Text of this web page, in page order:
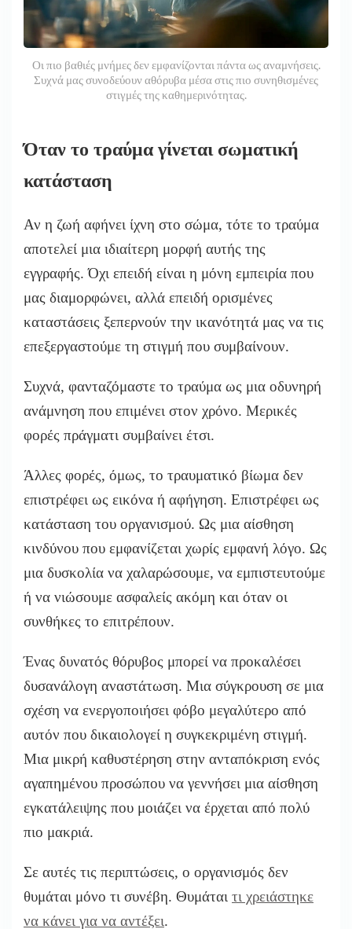
Οι πιο βαθιές μνήμες δεν εμφανίζονται πάντα ως αναμνήσεις.
Συχνά μας συνοδεύουν αθόρυβα μέσα στις πιο συνηθισμένες
στιγμές της καθημερινότητας.
Όταν το τραύμα γίνεται σωματική
κατάσταση
Αν η ζωή αφήνει ίχνη στο σώμα, τότε το τραύμα
αποτελεί μια ιδιαίτερη μορφή αυτής της
εγγραφής. Όχι επειδή είναι η μόνη εμπειρία που
μας διαμορφώνει, αλλά επειδή ορισμένες
καταστάσεις ξεπερνούν την ικανότητά μας να τις
επεξεργαστούμε τη στιγμή που συμβαίνουν.
Συχνά, φανταζόμαστε το τραύμα ως μια οδυνηρή
ανάμνηση που επιμένει στον χρόνο. Μερικές
φορές πράγματι συμβαίνει έτσι.
Άλλες φορές, όμως, το τραυματικό βίωμα δεν
επιστρέφει ως εικόνα ή αφήγηση. Επιστρέφει ως
κατάσταση του οργανισμού. Ως μια αίσθηση
κινδύνου που εμφανίζεται χωρίς εμφανή λόγο. Ως
μια δυσκολία να χαλαρώσουμε, να εμπιστευτούμε
ή να νιώσουμε ασφαλείς ακόμη και όταν οι
συνθήκες το επιτρέπουν.
Ένας δυνατός θόρυβος μπορεί να προκαλέσει
δυσανάλογη αναστάτωση. Μια σύγκρουση σε μια
σχέση να ενεργοποιήσει φόβο μεγαλύτερο από
αυτόν που δικαιολογεί η συγκεκριμένη στιγμή.
Μια μικρή καθυστέρηση στην ανταπόκριση ενός
αγαπημένου προσώπου να γεννήσει μια αίσθηση
εγκατάλειψης που μοιάζει να έρχεται από πολύ
πιο μακριά.
Σε αυτές τις περιπτώσεις, ο οργανισμός δεν
θυμάται μόνο τι συνέβη. Θυμάται τι χρειάστηκε
να κάνει για να αντέξει.